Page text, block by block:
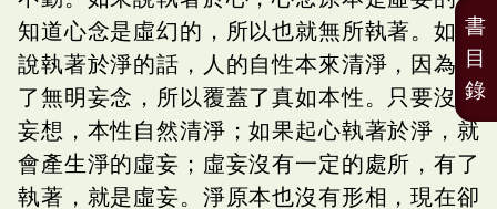
知道心念是虛幻的，所以也就無所執著。如果
說執著於淨的話，人的自性本來清淨，因為有
了無明妄念，所以覆蓋了真如本性。只要沒有
妄想，本性自然清淨；如果起心執著於淨，就
會產生淨的虛妄；虛妄沒有一定的處所，有了
執著，就是虛妄。淨原本也沒有形相，現在卻
書
目
錄